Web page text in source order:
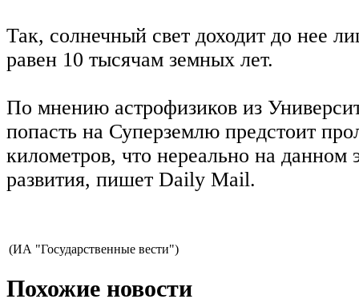
Так, солнечный свет доходит до нее
равен 10 тысячам земных лет.
По мнению астрофизиков из
попасть на Суперземлю предстоит
километров, что нереально на данном
развития, пишет Daily Mail.
(ИА "Государственные вести")
Похожие новости